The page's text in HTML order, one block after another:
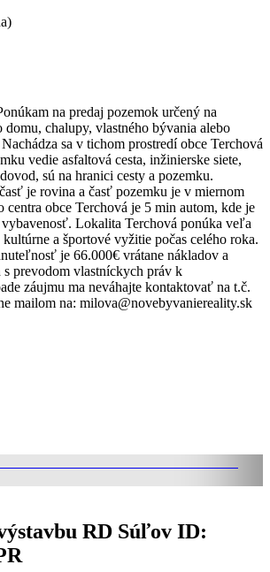
na predaj pozemok určený na
domu, chalupy, vlastného bývania alebo
sa v tichom prostredí obce Terchová
vedie asfaltová cesta, inžinierske siete,
sú na hranici cesty a pozemku.
je rovina a časť pozemku je v miernom
centra obce Terchová je 5 min autom, kde je
Lokalita Terchová ponúka veľa
a športové vyžitie počas celého roka.
je 66.000€ vrátane nákladov a
prevodom vlastníckych práv k
záujmu ma neváhajte kontaktovať na t.č.
mailom na: milova@novebyvaniereality.sk
RD Súľov ID: